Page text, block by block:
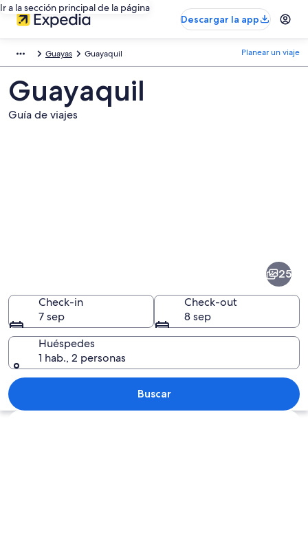
Ir a la sección principal de la página
Descargar la app
Guayas Guayaquil Planear un viaje
Guayaquil
Guía de viajes
Un sendero curvo bordeado de
25
Check-in
7 sep
Check-out
8 sep
Huéspedes
1 hab., 2 personas
Buscar
Explorar mapa